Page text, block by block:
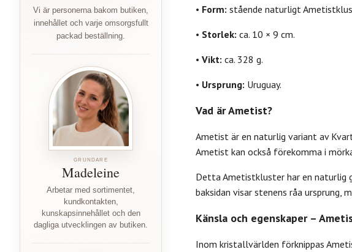
Vi är personerna bakom butiken,
innehållet och varje omsorgsfullt
packad beställning.
GRUNDARE
Madeleine
Arbetar med sortimentet,
kundkontakten,
kunskapsinnehållet och den
dagliga utvecklingen av butiken.
• Form: stående naturligt
• Storlek: ca. 10 × 9 cm.
• Vikt: ca. 328 g.
• Ursprung: Uruguay.
Vad är Ametist?
Ametist är en naturlig variant av
Ametist kan också förekomma i
Detta Ametistkluster har en naturlig
baksidan visar stenens råa
Känsla och egenskaper –
Inom kristallvärlden förknippas